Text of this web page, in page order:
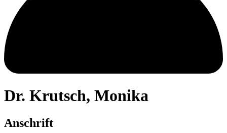
Dr. Krutsch, Monika
Anschrift